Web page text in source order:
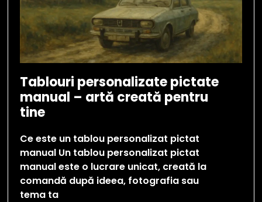
Tablouri personalizate pictate
manual – artă creată pentru
tine
Ce este un tablou personalizat pictat
manual Un tablou personalizat pictat
manual este o lucrare unicat, creată la
comandă după ideea, fotografia sau
tema ta